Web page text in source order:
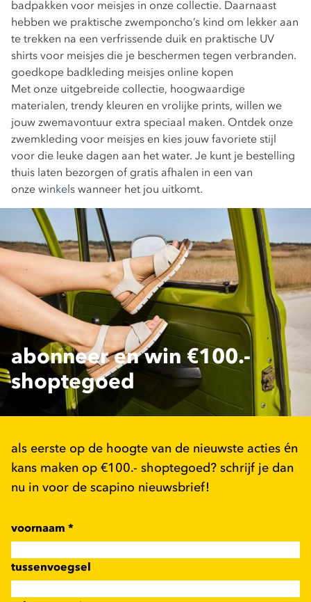
badpakken voor meisjes in onze collectie. Daarnaast
hebben we praktische zwemponcho’s kind om lekker aan
te trekken na een verfrissende duik en praktische UV
shirts voor meisjes die je beschermen tegen verbranden.
goedkope badkleding meisjes online kopen
Met onze uitgebreide collectie, hoogwaardige
materialen, trendy kleuren en vrolijke prints, willen we
jouw zwemavontuur extra speciaal maken. Ontdek onze
zwemkleding voor meisjes en kies jouw favoriete stijl
voor die leuke dagen aan het water. Je kunt je bestelling
thuis laten bezorgen of gratis afhalen in een van
onze winkels wanneer het jou uitkomt.
abonneer en win €100.-
shoptegoed
als eerste op de hoogte van de nieuwste acties én
kans maken op €100.- shoptegoed? schrijf je dan
nu in voor de scapino nieuwsbrief!
voornaam *
tussenvoegsel